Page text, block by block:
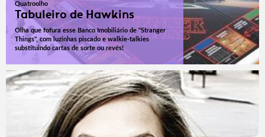
Quatroolho
Tabuleiro de Hawkins
Olha que fofura esse Banco Imobiliário de "Stranger
Things", com luzinhas piscado e walkie-talkies
substituindo cartas de sorte ou revés!